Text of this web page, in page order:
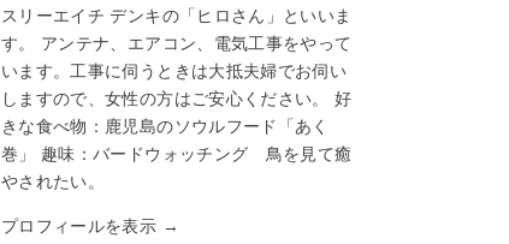
スリーエイチ デンキの「ヒロさん」といいま
す。 アンテナ、エアコン、電気工事をやって
います。工事に伺うときは大抵夫婦でお伺い
しますので、女性の方はご安心ください。 好
きな食べ物：鹿児島のソウルフード「あく
巻」 趣味：バードウォッチング 鳥を見て癒
やされたい。
プロフィールを表示 →